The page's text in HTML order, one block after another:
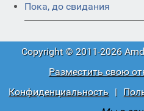
Пока, до свидания
Copyright © 2011-2026
Разместить свою
Конфиденциальность
|